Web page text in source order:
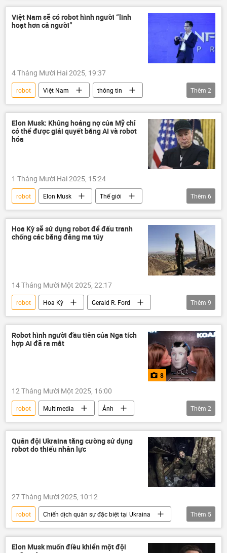
vũ trụ
Trái Đất
Tổng kết 2025 và Dự báo 2026
Việt Nam sẽ có robot hình người “linh
hoạt hơn cả người”
4 Tháng Mười Hai 2025, 19:37
robot Việt Nam
thông tin
chuyên gia
Khoa học
Thêm 2
Elon Musk: Khủng hoảng nợ của Mỹ chỉ
có thể được giải quyết bằng AI và robot
hóa
1 Tháng Mười Hai 2025, 15:24
robot Elon Musk
Thế giới
Hoa Kỳ
Chính trị
Kinh tế
AI
trí tuệ nhân tạo nợ công
Thêm 6
Hoa Kỳ sẽ sử dụng robot để đấu tranh
chống các băng đảng ma túy
14 Tháng Mười Một 2025, 22:17
robot Hoa Kỳ
Gerald R. Ford
Venezuela
thông tin
Thế giới
Báo chí thế giới
Mỹ Latinh
Bộ Quốc phòng Hoa Kỳ
Thêm 9
Robot hình người đầu tiên của Nga tích
hợp AI đã ra mắt
8
12 Tháng Mười Một 2025, 16:00
robot Multimedia
Ảnh
Thế giới
Nga AI
Thêm 2
Quân đội Ukraina tăng cường sử dụng
robot do thiếu nhân lực
27 Tháng Mười 2025, 10:12
robot
Chiến dịch quân sự đặc biệt tại Ukraina
Thế giới
Ukraina
Nga
Quân đội Ukraina
DNR
Thêm 5
Elon Musk muốn điều khiển một đội